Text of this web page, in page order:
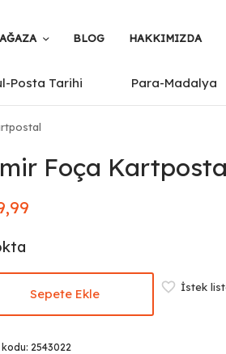
BLOG HAKKIMIZDA
Posta Tarihi Para-Madalya
Foça
Sepete Ekle İstek
2543022